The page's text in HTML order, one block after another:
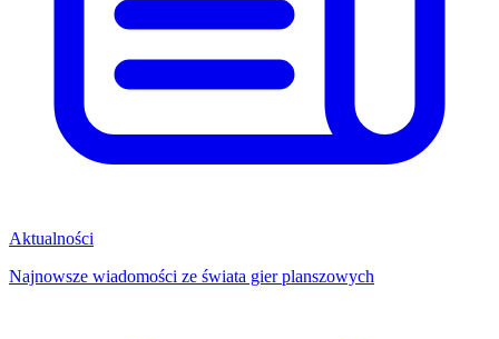
Aktualności
Najnowsze wiadomości ze świata gier planszowych